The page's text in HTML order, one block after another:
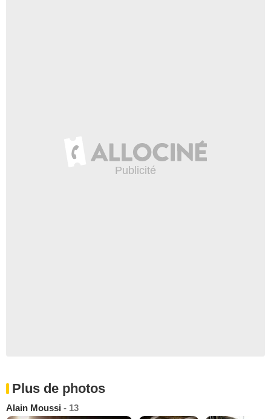
Plus de photos
Alain Moussi - 13